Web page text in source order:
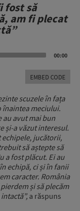
fost să
am fi plecat
00:00
EMBED CODE
scuzele în fața
înaintea meciului.
au avut mai bun
și-a văzut interesul.
echipele, jucătorii,
să aștepte să
a fost plăcut. Ei au
echipă, ci și în fanii
caracter. România
și să plecăm
a răspuns